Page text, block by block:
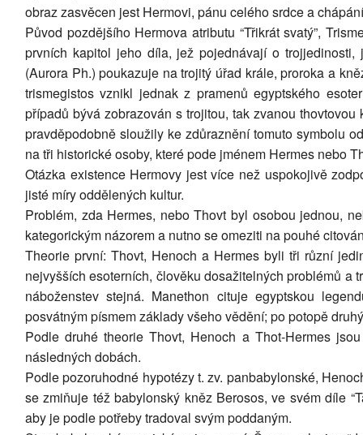
obraz zasvěcen jest Hermovi, pánu celého srdce a
Původ pozdějšího Hermova atributu “Třikrát svatý”,
prvních kapitol jeho díla, jež pojednávají o
(Aurora Ph.) poukazuje na trojitý úřad krále, proroka a
trismegistos vznikl jednak z pramenů egyptského
případů bývá zobrazován s trojitou, tak zvanou
pravděpodobně sloužily ke zdůraznění tomuto symbolu
na tři historické osoby, které pode jménem Hermes nebo
Otázka existence Hermovy jest více než uspokojivě
jisté míry oddělených kultur.
Problém, zda Hermes, nebo Thovt byl osobou jednou,
kategorickým názorem a nutno se omeziti na pouhé
Theorie první: Thovt, Henoch a Hermes byli tři různí
nejvyšších esoterních, člověku dosažitelných problémů a
náboženstev stejná. Manethon cituje egyptskou
posvátným písmem základy všeho vědění; po potopě
Podle druhé theorie Thovt, Henoch a Thot-Hermes
následných dobách.
Podle pozoruhodné hypotézy t. zv. panbabylonské,
se zmiňuje též babylonský kněz Berosos, ve svém díle
aby je podle potřeby tradoval svým poddaným.